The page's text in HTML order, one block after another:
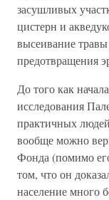
засушливых
цистерн и
высеивание
предотвращения
До того как
исследования
практичных
вообще можно
Фонда (помимо
том, что он
население много